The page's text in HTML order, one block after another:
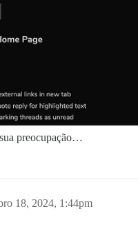
preocupação…
18, 2024, 1:44pm